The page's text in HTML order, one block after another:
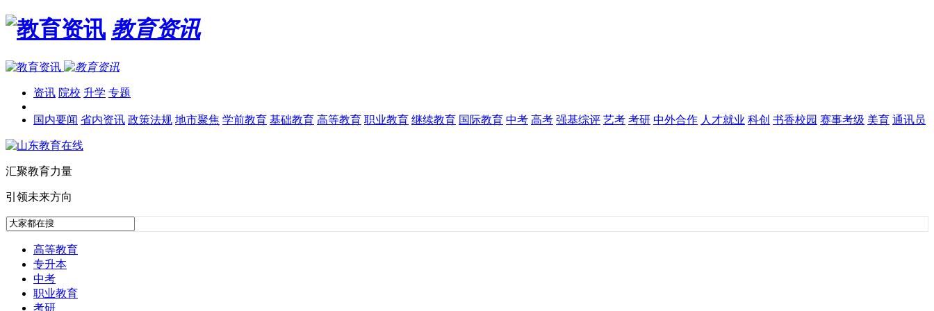
教育资讯
资讯 院校 升学 专题
国内要闻 省内资讯 政策法规 地市聚焦 学前教育 基础教育 高等教育 职业教育 继续教育 国际教育 中考 高考 强基综评 艺考 考研 中外合作 人才就业 科创 书香校园 赛事考级 美育 通讯员
汇聚教育力量
引领未来方向
高等教育
专升本
中考
职业教育
考研